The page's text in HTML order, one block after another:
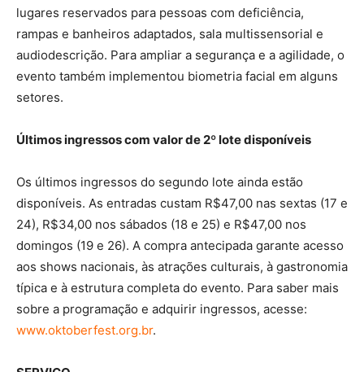
lugares reservados para pessoas com deficiência,
rampas e banheiros adaptados, sala multissensorial e
audiodescrição. Para ampliar a segurança e a agilidade, o
evento também implementou biometria facial em alguns
setores.
Últimos ingressos com valor de 2º lote disponíveis
Os últimos ingressos do segundo lote ainda estão
disponíveis. As entradas custam R$47,00 nas sextas (17 e
24), R$34,00 nos sábados (18 e 25) e R$47,00 nos
domingos (19 e 26). A compra antecipada garante acesso
aos shows nacionais, às atrações culturais, à gastronomia
típica e à estrutura completa do evento. Para saber mais
sobre a programação e adquirir ingressos, acesse:
www.oktoberfest.org.br.